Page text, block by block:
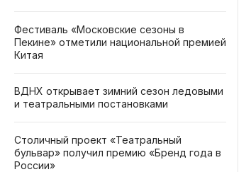
Фестиваль «Московские сезоны в
Пекине» отметили национальной премией
Китая
ВДНХ открывает зимний сезон ледовыми
и театральными постановками
Столичный проект «Театральный
бульвар» получил премию «Бренд года в
России»